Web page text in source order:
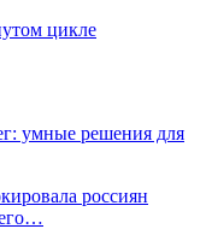
цикле
умные решения для
россиян